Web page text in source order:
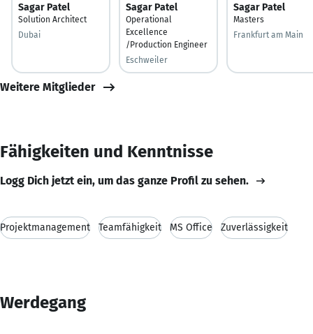
Sagar Patel
Solution Architect
Dubai
Sagar Patel
Operational
Excellence
/Production Engineer
Eschweiler
Sagar Patel
Masters
Frankfurt am Main
Weitere Mitglieder
Fähigkeiten und Kenntnisse
Logg Dich jetzt ein, um das ganze Profil zu sehen.
Projektmanagement Teamfähigkeit MS Office Zuverlässigkeit
Werdegang